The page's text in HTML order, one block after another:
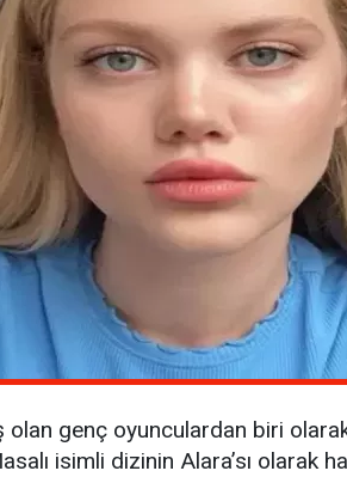
genç oyunculardan biri olarak
isimli dizinin Alara’sı olarak